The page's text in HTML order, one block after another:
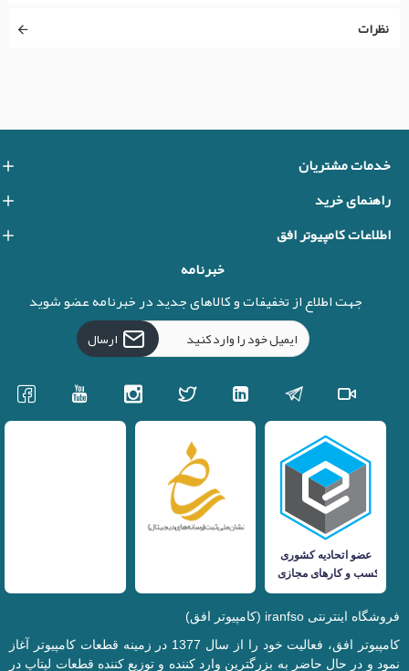
نظرات
خدمات مشتریان
راهنمای خرید
اطلاعات کامپیوتر افق
خبرنامه
جهت اطلاع از تخفیفات و کالاهای جدید در خبرنامه عضو شوید
ارسال
فروشگاه اینترنتی iranfso (کامپیوتر افق)
کامپیوتر افق، فعالیت خود را از سال 1377 در زمینه قطعات کامپیوتر آغاز
نمود و در حال حاضر به بزرگترین وارد کننده و توزیع کننده قطعات لپتاپ در